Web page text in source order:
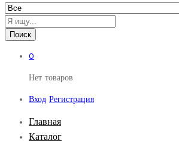
Поиск
0
Нет товаров
Вход Регистрация
Главная
Каталог